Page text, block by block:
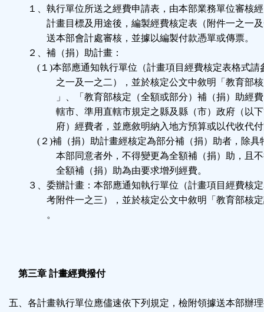
１、執行單位所送之經費申請表，由本部業務單位審核經
計畫目標及用途後，編製經費核定表（附件一之一及
送本部會計處審核，並據以編製付款憑單或傳票。
２、補（捐）助計畫：
(１)本部應通知執行單位（計畫項目經費核定表格式請
之一及一之二），並於核定公文中敘明「教育部核
」、「教育部核定（全額或部分）補（捐）助經費
轄市、準用直轄市規定之縣及縣（市）政府（以下
府）經費者，並應敘明納入地方預算或以代收代付
(２)補（捐）助計畫經核定為部分補（捐）助者，除具
本部同意者外，不得變更為全額補（捐）助，且不
全額補（捐）助為由要求增列經費。
３、委辦計畫：本部應通知執行單位（計畫項目經費核定
考附件一之三），並於核定公文中敘明「教育部核定
。
第三章 計畫經費撥付
五、各計畫執行單位應儘速依下列規定，檢附領據送本部辦